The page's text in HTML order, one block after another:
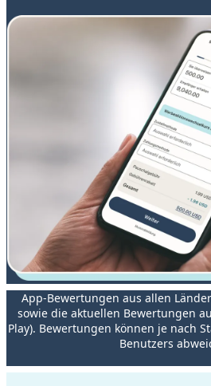
App-Bewertungen aus allen
sowie die aktuellen Bewertungen
Play). Bewertungen können je nach
Benutzers